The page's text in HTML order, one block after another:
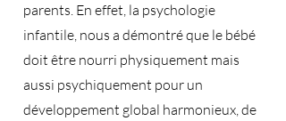
parents. En effet, la psychologie
infantile, nous a démontré que le bébé
doit être nourri physiquement mais
aussi psychiquement pour un
développement global harmonieux, de